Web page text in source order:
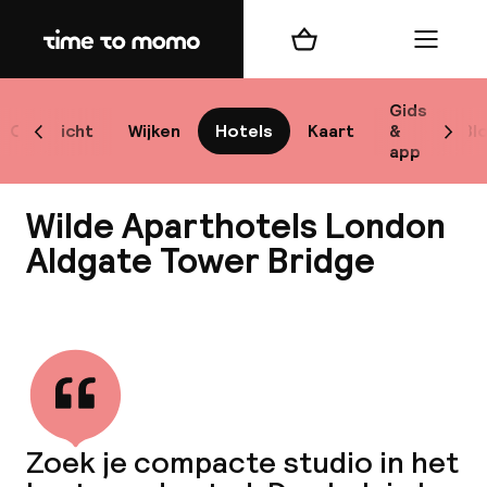
Home
Overzicht Wijken Hotels Kaart
Gids
&
app
Scroll naar links
Winkelmand Menu
Wilde Aparthotels London
Aldgate Tower Bridge
Zoek je compacte studio in het